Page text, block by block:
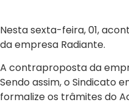
Nesta sexta-feira, 01,
da empresa Radiante.
A contraproposta da
Sendo assim, o Sindicato
formalize os trâmites do